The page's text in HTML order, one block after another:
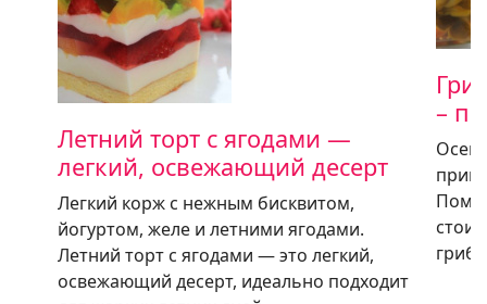
Летний торт с ягодами —
легкий, освежающий десерт
Легкий корж с нежным бисквитом,
йогуртом, желе и летними ягодами.
Летний торт с ягодами — это легкий,
освежающий десерт, идеально подходит
–